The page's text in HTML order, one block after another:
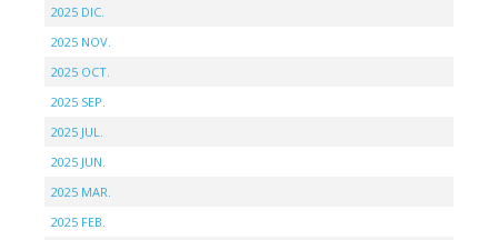
2025 DIC.
2025 NOV.
2025 OCT.
2025 SEP.
2025 JUL.
2025 JUN.
2025 MAR.
2025 FEB.